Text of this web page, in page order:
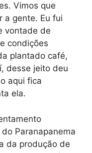
Vimos que
a gente. Eu fui
vontade de
condições
plantado café,
desse jeito deu
aqui fica
ela.
Paranapanema
da produção de